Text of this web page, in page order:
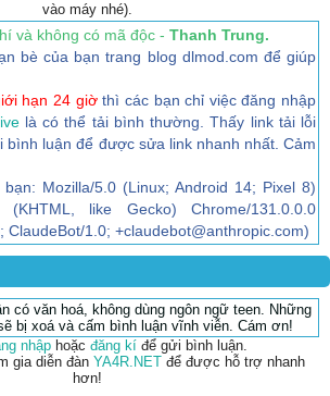
vào máy nhé).
và không có mã độc - Thanh Trung.
bè của bạn trang blog dlmod.com để giúp
hạn 24 giờthì các bạn chỉ việc đăng nhập
là có thể tải bình thường. Thấy link tải lỗi
bình luận để được sửa link nhanh nhất. Cảm
Mozilla/5.0 (Linux; Android 14; Pixel 8)
(KHTML, like Gecko) Chrome/131.0.0.0
ClaudeBot/1.0; +claudebot@anthropic.com)
có văn hoá, không dùng ngôn ngữ teen. Những
bị xoá và cấm bình luận vĩnh viễn. Cám ơn!
nhập hoặc đăng kí để gửi bình luận.
gia diễn đàn YA4R.NETđể được hỗ trợ nhanh
hơn!